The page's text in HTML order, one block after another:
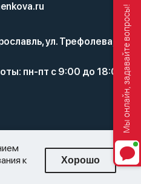
ул. Трефолева,
пн-пт с 9:00 до 18:00
и
размещенные на этом
к
Хорошо
Мы онлайн, задавайте вопросы!